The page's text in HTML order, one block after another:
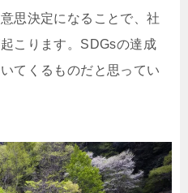
思決定になることで、社
こります。SDGsの達成
てくるものだと思ってい